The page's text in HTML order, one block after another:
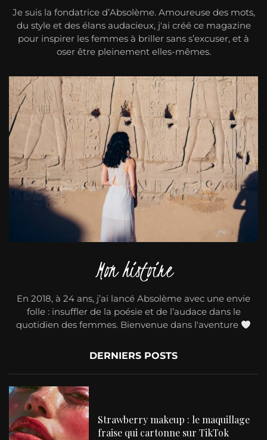
Je suis la fondatrice d’Absolème. Amoureuse des mots,
du style et des élans audacieux, j'ai créé ce magazine
pour inspirer les femmes à briller sans s’excuser, et à
oser être pleinement elles-mêmes.
Mon histoire
En 2018, à 24 ans, j’ai lancé Absolème avec une envie
folle : insuffler de la poésie et de l’audace dans le
quotidien des femmes. Bienvenue dans l'aventure
DERNIERS POSTS
Strawberry makeup : le maquillage
fraise qui cartonne sur TikTok